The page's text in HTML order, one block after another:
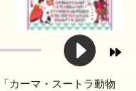
カーマ・スートラ動物